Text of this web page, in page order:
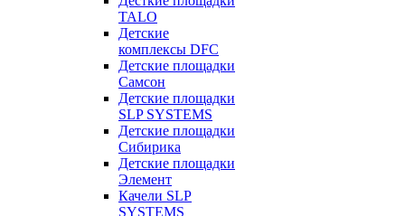
TALO
Детские
комплексы DFC
Детские площадки
Самсон
Детские площадки
SLP SYSTEMS
Детские площадки
Сибирика
Детские площадки
Элемент
Качели SLP
SYSTEMS